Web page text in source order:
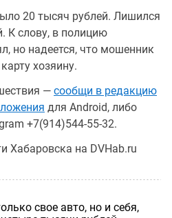
20 тысяч рублей. Лишился
К слову, в полицию
но надеется, что мошенник
хозяину.
— сообщи в редакцию
для Android, либо
+7(914)544-55-32.
Хабаровска на DVHab.ru